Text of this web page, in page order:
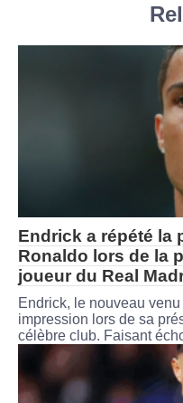
Endrick a répété la
Ronaldo lors de la
joueur du Real
Endrick, le nouveau
impression lors de sa
célèbre club. Faisant